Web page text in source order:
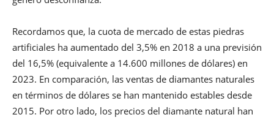
Recordamos que, la cuota de mercado de estas piedras
artificiales ha aumentado del 3,5% en 2018 a una previsión
del 16,5% (equivalente a 14.600 millones de dólares) en
2023. En comparación, las ventas de diamantes naturales
en términos de dólares se han mantenido estables desde
2015. Por otro lado, los precios del diamante natural han